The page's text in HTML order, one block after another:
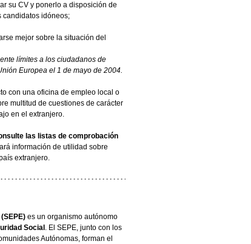
su CV y ponerlo a disposición de
candidatos idóneos;
mejor sobre la situación del
límites a los ciudadanos de
Europea el 1 de mayo de 2004.
con una oficina de empleo local o
multitud de cuestiones de carácter
en el extranjero.
las listas de comprobación
información de utilidad sobre
extranjero.
es un organismo autónomo
Social . El SEPE, junto con los
Autónomas, forman el